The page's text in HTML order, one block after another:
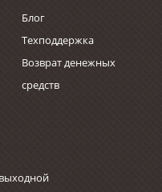
Блог
Техподдержка
Возврат денежных
средств
выходной